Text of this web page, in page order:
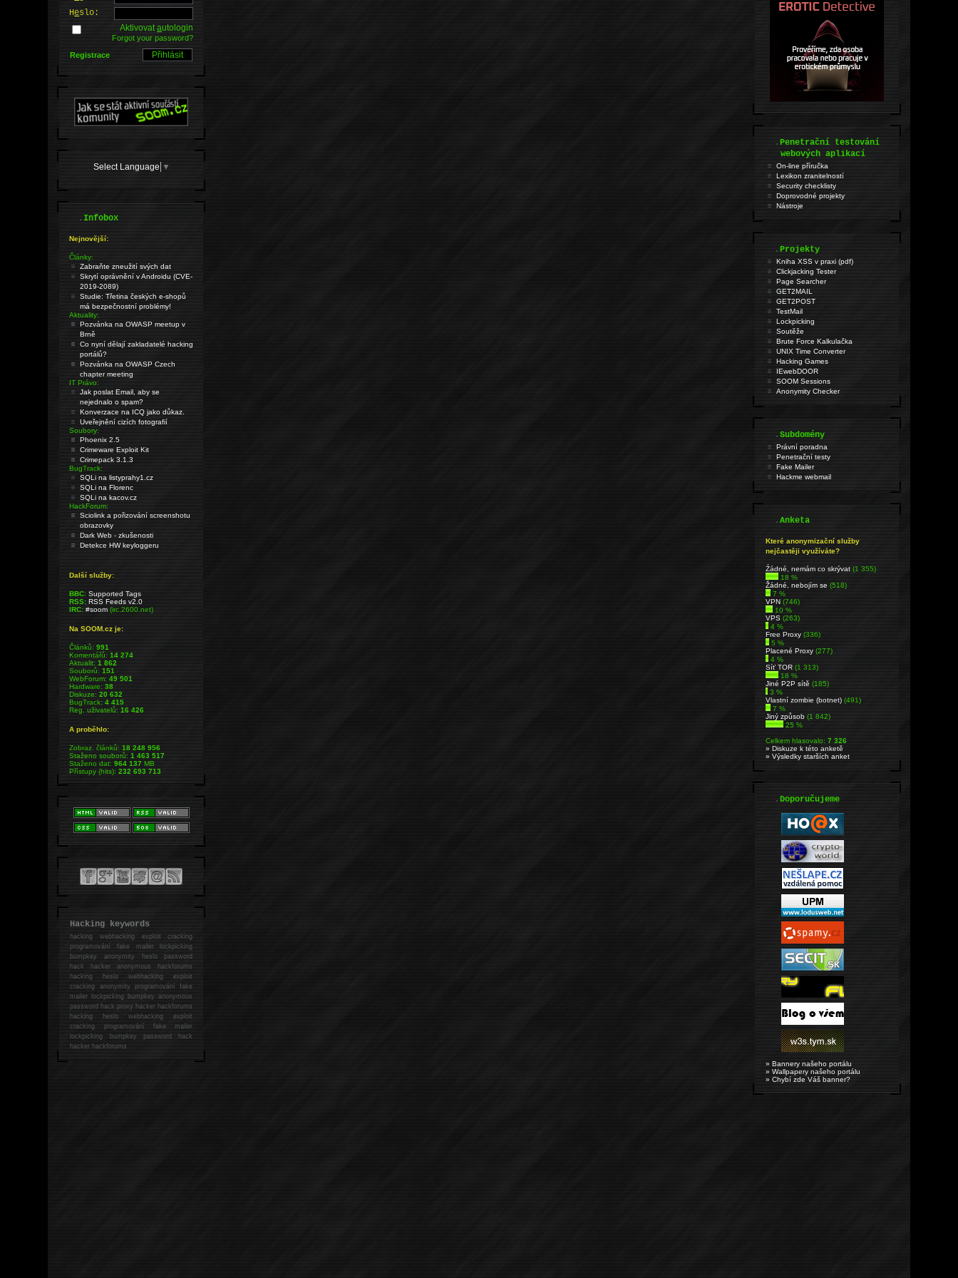
Heslo:
Aktivovatautologin
Forgot your password?
Registrace
Select Language ▼
.Infobox
Nejnovější:
Články:
Zabraňte zneužití svých dat
Skrytí oprávnění v Androidu (CVE-
2019-2089)
Studie: Třetina českých e-shopů
má bezpečnostní problémy!
Aktuality:
Pozvánka na OWASP meetup v
Brně
Co nyní dělají zakladatelé hacking
portálů?
Pozvánka na OWASP Czech
chapter meeting
IT Právo:
Jak poslat Email, aby se
nejednalo o spam?
Konverzace na ICQ jako důkaz.
Uveřejnění cizích fotografií
Soubory:
Phoenix 2.5
Crimeware Exploit Kit
Crimepack 3.1.3
BugTrack:
SQLi na listyprahy1.cz
SQLi na Florenc
SQLi na kacov.cz
HackForum:
Sciolink a pořizování screenshotu
obrazovky
Dark Web - zkušenosti
Detekce HW keyloggeru
Další služby:
BBC: Supported Tags
RSS: RSS Feeds v2.0
IRC: #soom(irc.2600.net)
Na SOOM.cz je:
Článků:991
Komentářů:14 274
Aktualit:1 862
Souborů:151
WebForum:49 501
Hardware:38
Diskuze:20 632
BugTrack:4 415
Reg. uživatelů:16 426
A proběhlo:
Zobraz. článků:18 248 956
Staženo souborů:1 463 517
Staženo dat:964 137MB
Přístupy (hits):232 693 713
Hacking keywords
hackingwebhacking exploit cracking
programování fake mailer lockpicking
bumpkey anonymity heslo password
hackhacker anonymous hackforums
hackingheslo webhacking exploit
cracking anonymity programování fake
mailer lockpicking bumpkey anonymous
password hack proxy hacker hackforums
hacking heslo webhacking exploit
cracking programování fake mailer
lockpicking bumpkey password hack
hackerhackforums
.Penetrační testování
webových aplikací
On-line příručka
Lexikon zranitelností
Security checklisty
Doprovodné projekty
Nástroje
.Projekty
Kniha XSS v praxi (pdf)
Clickjacking Tester
Page Searcher
GET2MAIL
GET2POST
TestMail
Lockpicking
Soutěže
Brute Force Kalkulačka
UNIX Time Converter
Hacking Games
IEwebDOOR
SOOM Sessions
Anonymity Checker
.Subdomény
Právní poradna
Penetrační testy
Fake Mailer
Hackme webmail
.Anketa
Které anonymizační služby
nejčastěji využíváte?
Źádné, nemám co skrývat(1 355)
18 %
Žádné, nebojím se(518)
7 %
VPN(746)
10 %
VPS(263)
4 %
Free Proxy(336)
5 %
Placené Proxy(277)
4 %
Síť TOR(1 313)
18 %
Jiné P2P sítě(185)
3 %
Vlastní zombie (botnet)(491)
7 %
Jiný způsob(1 842)
25 %
Celkem hlasovalo:7 326
» Diskuze k této anketě
» Výsledky starších anket
.Doporučujeme
» Bannery našeho portálu
» Wallpapery našeho portálu
» Chybí zde Váš banner?